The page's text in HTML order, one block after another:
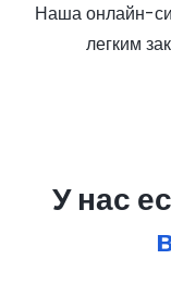
Наша онлайн-
легким
У нас